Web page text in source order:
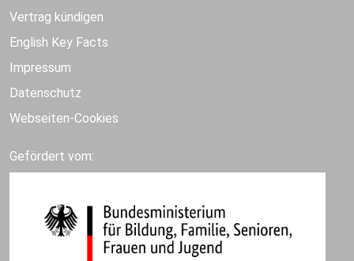
Vertrag kündigen
English Key Facts
Impressum
Datenschutz
Webseiten-Cookies
Gefördert vom: